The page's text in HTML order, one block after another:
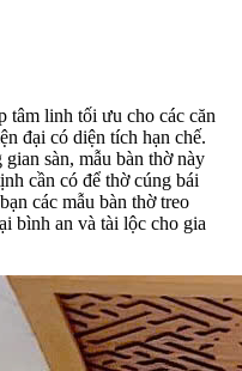
tâm linh tối ưu cho các căn
đại có diện tích hạn chế.
sàn, mẫu bàn thờ này
cần có để thờ cúng bái
các mẫu bàn thờ treo
bình an và tài lộc cho gia